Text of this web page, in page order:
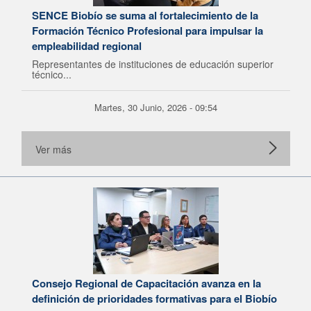
SENCE Biobío se suma al fortalecimiento de la
Formación Técnico Profesional para impulsar la
empleabilidad regional
Representantes de instituciones de educación superior
técnico...
Martes, 30 Junio, 2026 - 09:54
Ver más
Consejo Regional de Capacitación avanza en la
definición de prioridades formativas para el Biobío